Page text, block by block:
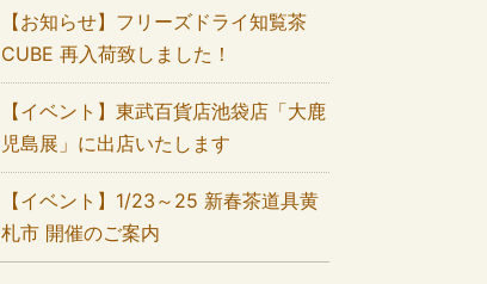
【お知らせ】フリーズドライ知覧茶
CUBE 再入荷致しました！
【イベント】東武百貨店池袋店「大鹿
児島展」に出店いたします
【イベント】1/23～25 新春茶道具黄
札市 開催のご案内